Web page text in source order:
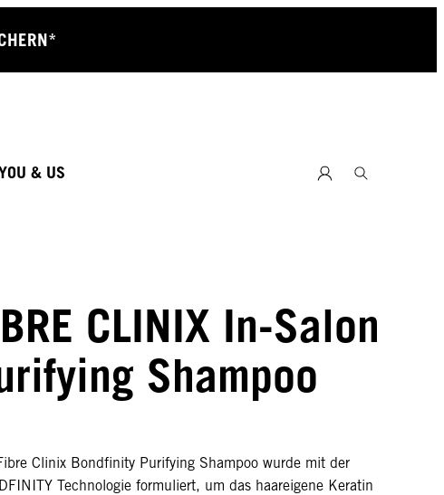
& US
CLINIX In-Salon
Shampoo
Clinix Bondfinity Purifying Shampoo wurde mit der
Technologie formuliert, um das haareigene Keratin